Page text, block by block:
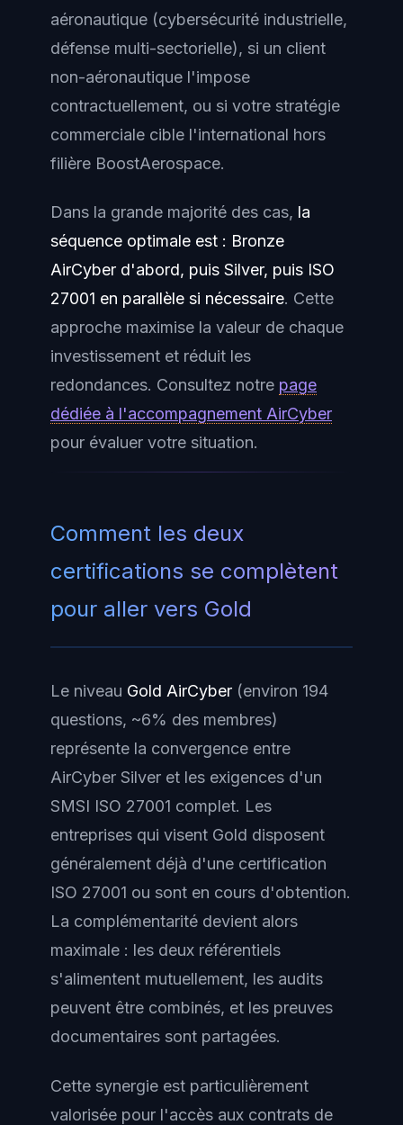
aéronautique (cybersécurité industrielle,
défense multi-sectorielle), si un client
non-aéronautique l'impose
contractuellement, ou si votre stratégie
commerciale cible l'international hors
filière BoostAerospace.
Dans la grande majorité des cas, la
séquence optimale est : Bronze
AirCyber d'abord, puis Silver, puis ISO
27001 en parallèle si nécessaire. Cette
approche maximise la valeur de chaque
investissement et réduit les
redondances. Consultez notre page
dédiée à l'accompagnement AirCyber
pour évaluer votre situation.
Comment les deux
certifications se complètent
pour aller vers Gold
Le niveau Gold AirCyber (environ 194
questions, ~6% des membres)
représente la convergence entre
AirCyber Silver et les exigences d'un
SMSI ISO 27001 complet. Les
entreprises qui visent Gold disposent
généralement déjà d'une certification
ISO 27001 ou sont en cours d'obtention.
La complémentarité devient alors
maximale : les deux référentiels
s'alimentent mutuellement, les audits
peuvent être combinés, et les preuves
documentaires sont partagées.
Cette synergie est particulièrement
valorisée pour l'accès aux contrats de